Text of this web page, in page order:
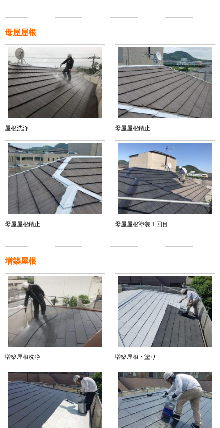
母屋屋根
屋根洗浄 母屋屋根錆止
母屋屋根錆止 母屋屋根塗装１回目
増築屋根
増築屋根洗浄 増築屋根下塗り